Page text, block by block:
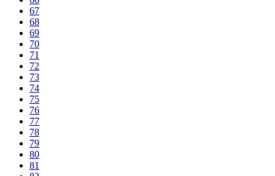
67
68
69
70
71
72
73
74
75
76
77
78
79
80
81